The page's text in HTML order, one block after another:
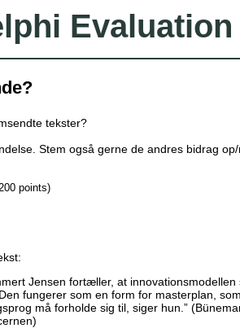
Evaluation
tekster?
Stem også gerne de andres bidrag
points)
Jensen fortæller, at
fungerer som en form for masterplan,
må forholde sig til, siger hun.”